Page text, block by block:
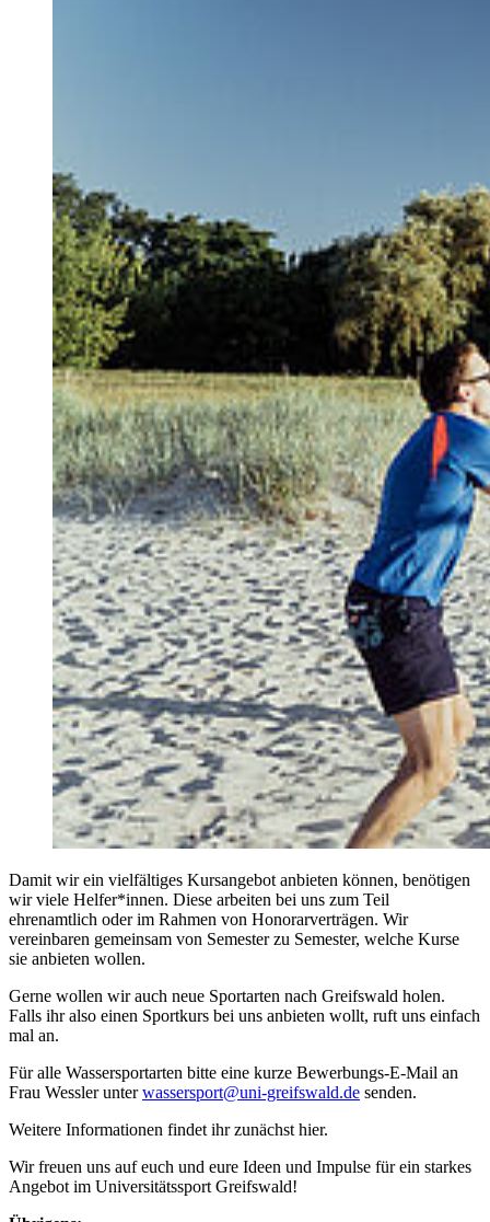
Damit wir ein vielfältiges Kursangebot anbieten können, benötigen
wir viele Helfer*innen. Diese arbeiten bei uns zum Teil
ehrenamtlich oder im Rahmen von Honorarverträgen. Wir
vereinbaren gemeinsam von Semester zu Semester, welche Kurse
sie anbieten wollen.
Gerne wollen wir auch neue Sportarten nach Greifswald holen.
Falls ihr also einen Sportkurs bei uns anbieten wollt, ruft uns einfach
mal an.
Für alle Wassersportarten bitte eine kurze Bewerbungs-E-Mail an
Frau Wessler unterwassersport@uni-greifswald.de senden.
Weitere Informationen findet ihr zunächst hier.
Wir freuen uns auf euch und eure Ideen und Impulse für ein starkes
Angebot im Universitätssport Greifswald!